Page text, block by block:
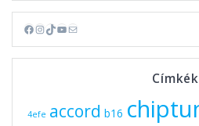
Facebook
Instagram
TikTok
YouTube
Mail
Címkék
4efe accord b16